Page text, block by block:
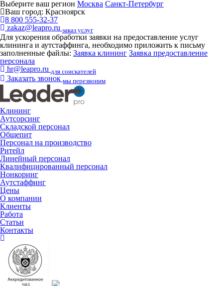
Выберите ваш регион Москва Санкт-Петербург
Ваш город: Красноярск
8 800 555-32-37
zakaz@leapro.ru заказ услуг
Для ускорения обработки заявки на предоставление услуг
клининга и аутстаффинга, необходимо приложить к письму
заполненные файлы: Заявка клининг Заявка предоставление
персонала
hr@leapro.ru для соискателей
Заказать звонок мы перезвоним
Клининг
Аутсорсинг
Складской персонал
Общепит
Персонал на производство
Ритейл
Линейный персонал
Квалифицированный персонал
Нонкоринг
Аутстаффинг
Цены
О компании
Клиенты
Работа
Статьи
Контакты